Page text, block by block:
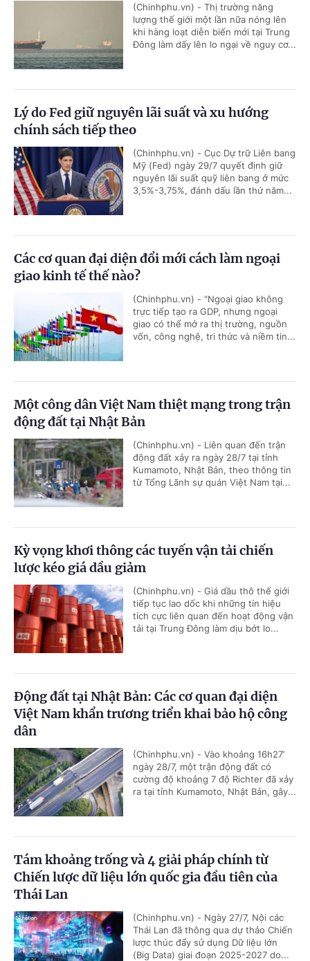
(Chinhphu.vn) - Thị trường năng
lượng thế giới một lần nữa nóng lên
khi hàng loạt diễn biến mới tại Trung
Đông làm dấy lên lo ngại về nguy cơ...
Lý do Fed giữ nguyên lãi suất và xu hướng
chính sách tiếp theo
(Chinhphu.vn) - Cục Dự trữ Liên bang
Mỹ (Fed) ngày 29/7 quyết định giữ
nguyên lãi suất quỹ liên bang ở mức
3,5%-3,75%, đánh dấu lần thứ năm...
Các cơ quan đại diện đổi mới cách làm ngoại
giao kinh tế thế nào?
(Chinhphu.vn) - “Ngoại giao không
trực tiếp tạo ra GDP, nhưng ngoại
giao có thể mở ra thị trường, nguồn
vốn, công nghệ, tri thức và niềm tin...
Một công dân Việt Nam thiệt mạng trong trận
động đất tại Nhật Bản
(Chinhphu.vn) - Liên quan đến trận
động đất xảy ra ngày 28/7 tại tỉnh
Kumamoto, Nhật Bản, theo thông tin
từ Tổng Lãnh sự quán Việt Nam tại...
Kỳ vọng khơi thông các tuyến vận tải chiến
lược kéo giá dầu giảm
(Chinhphu.vn) - Giá dầu thô thế giới
tiếp tục lao dốc khi những tín hiệu
tích cực liên quan đến hoạt động vận
tải tại Trung Đông làm dịu bớt lo...
Động đất tại Nhật Bản: Các cơ quan đại diện
Việt Nam khẩn trương triển khai bảo hộ công
dân
(Chinhphu.vn) - Vào khoảng 16h27’
ngày 28/7, một trận động đất có
cường độ khoảng 7 độ Richter đã xảy
ra tại tỉnh Kumamoto, Nhật Bản, gây...
Tám khoảng trống và 4 giải pháp chính từ
Chiến lược dữ liệu lớn quốc gia đầu tiên của
Thái Lan
(Chinhphu.vn) - Ngày 27/7, Nội các
Thái Lan đã thông qua dự thảo Chiến
lược thúc đẩy sử dụng Dữ liệu lớn
(Big Data) giai đoạn 2025-2027 do...